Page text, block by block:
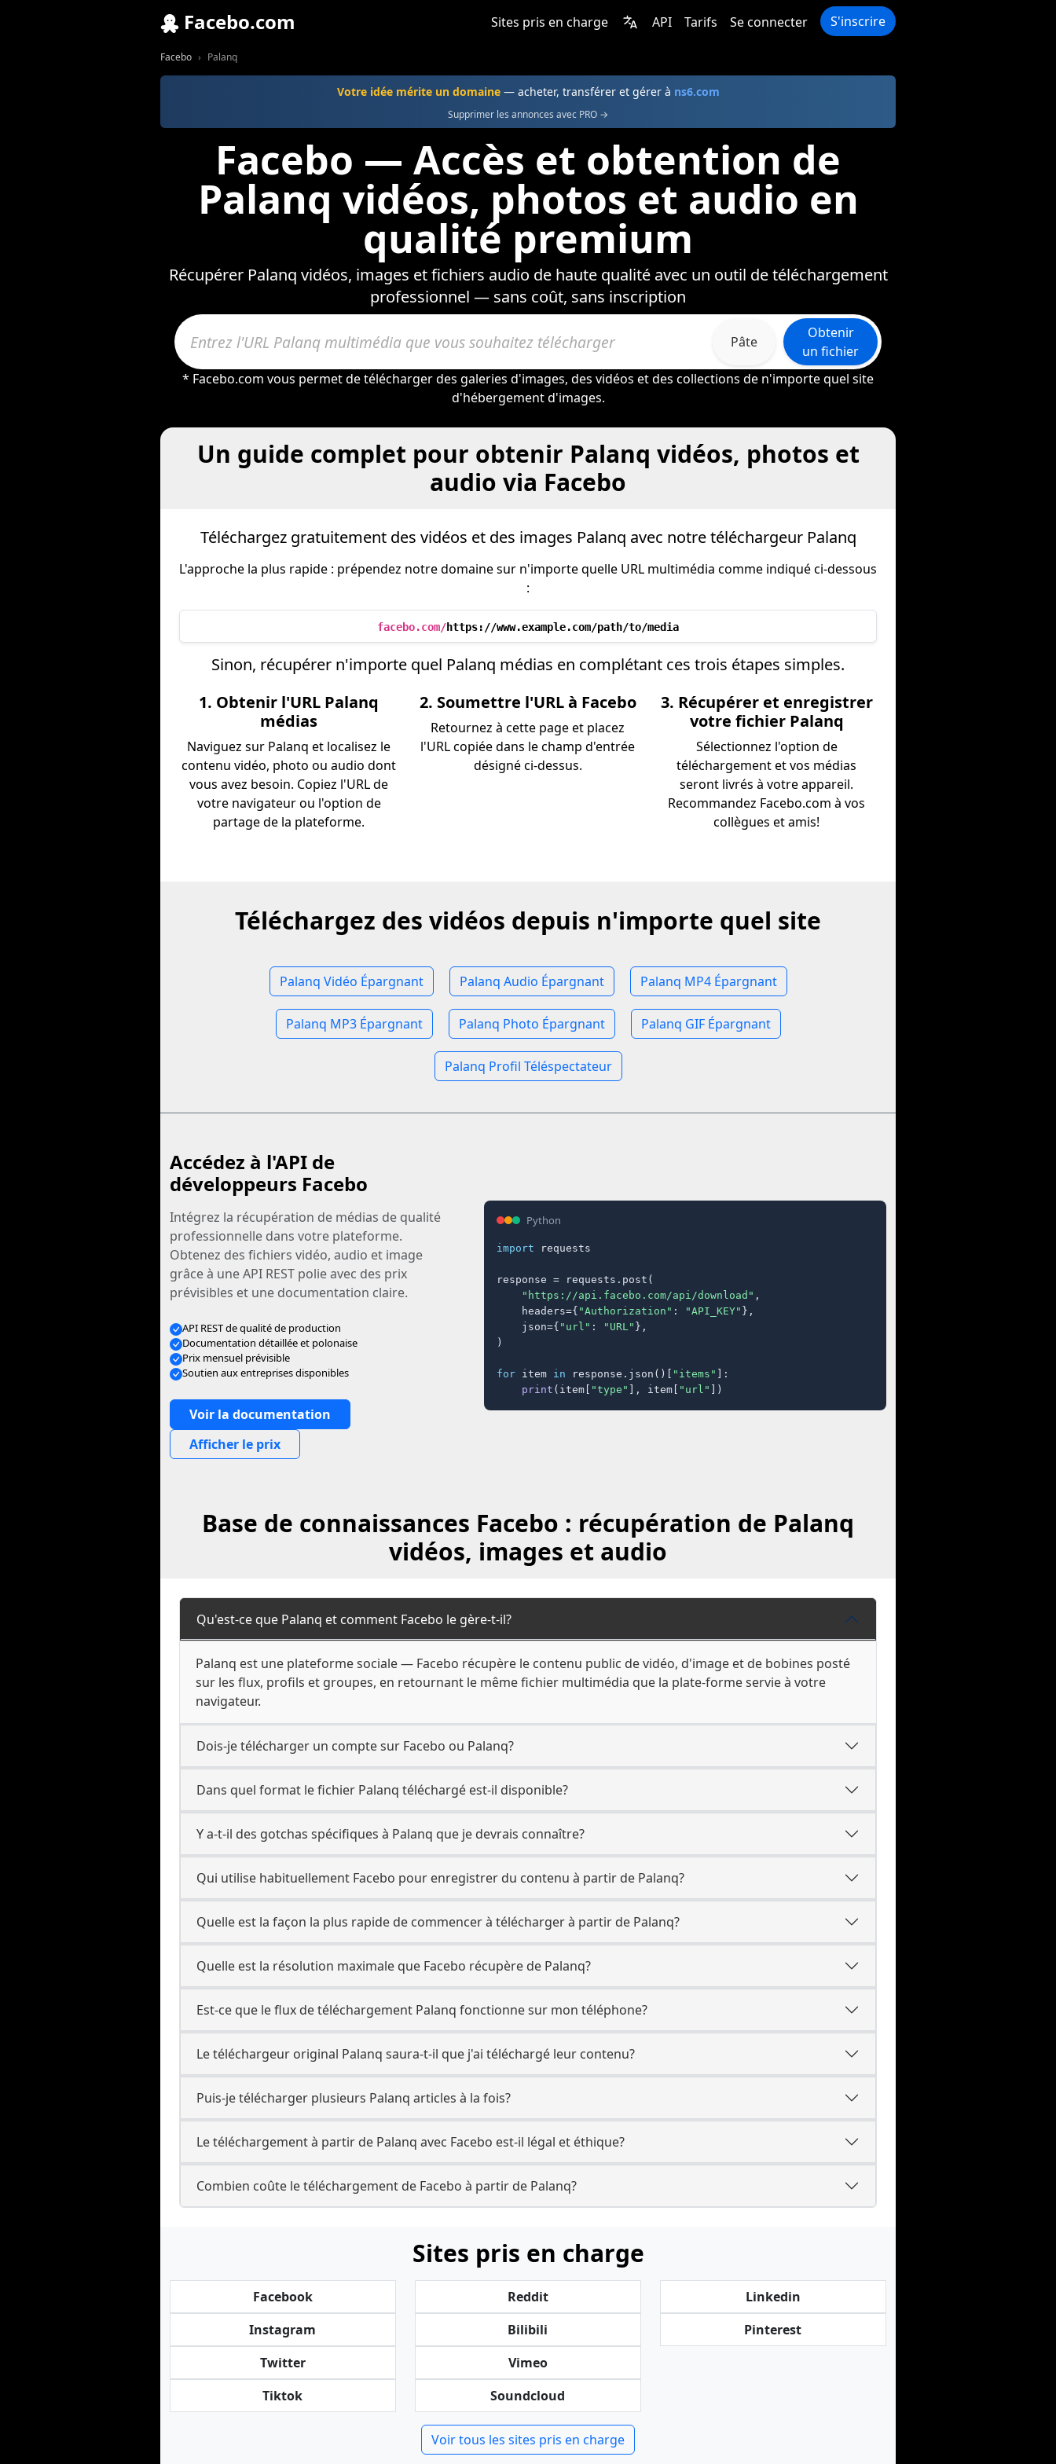
Facebo.com Sites pris en charge API Tarifs Se connecter S'inscrire
Facebo Palanq
Votre idée mérite un domaine— acheter, transférer et gérer à ns6.com
Supprimer les annonces avec PRO →
Facebo — Accès et obtention de
Palanq vidéos, photos et audio en
qualité premium
Récupérer Palanq vidéos, images et fichiers audio de haute qualité avec un outil de téléchargement
professionnel — sans coût, sans inscription
Pâte
Obtenir
un fichier
* Facebo.com vous permet de télécharger des galeries d'images, des vidéos et des collections de n'importe quel site
d'hébergement d'images.
Un guide complet pour obtenir Palanq vidéos, photos et
audio via Facebo
Téléchargez gratuitement des vidéos et des images Palanq avec notre téléchargeur Palanq
L'approche la plus rapide : prépendez notre domaine sur n'importe quelle URL multimédia comme indiqué ci-dessous
:
facebo.com/https://www.example.com/path/to/media
Sinon, récupérer n'importe quel Palanq médias en complétant ces trois étapes simples.
1. Obtenir l'URL Palanq
médias
Naviguez sur Palanq et localisez le
contenu vidéo, photo ou audio dont
vous avez besoin. Copiez l'URL de
votre navigateur ou l'option de
partage de la plateforme.
2. Soumettre l'URL à Facebo
Retournez à cette page et placez
l'URL copiée dans le champ d'entrée
désigné ci-dessus.
3. Récupérer et enregistrer
votre fichier Palanq
Sélectionnez l'option de
téléchargement et vos médias
seront livrés à votre appareil.
Recommandez Facebo.com à vos
collègues et amis!
Téléchargez des vidéos depuis n'importe quel site
Palanq Vidéo Épargnant Palanq Audio Épargnant Palanq MP4 Épargnant
Palanq MP3 Épargnant Palanq Photo Épargnant Palanq GIF Épargnant
Palanq Profil Téléspectateur
Accédez à l'API de
développeurs Facebo
Intégrez la récupération de médias de qualité
professionnelle dans votre plateforme.
Obtenez des fichiers vidéo, audio et image
grâce à une API REST polie avec des prix
prévisibles et une documentation claire.
API REST de qualité de production
Documentation détaillée et polonaise
Prix mensuel prévisible
Soutien aux entreprises disponibles
Voir la documentation
Afficher le prix
Python
import requests
response = requests.post(
"https://api.facebo.com/api/download" ,
    headers={
"Authorization" : "API_KEY" },
    json={
"url" : "URL" },
)
for item in response.json()[ "items" ]:
print (item[ "type" ], item[ "url" ])
Base de connaissances Facebo : récupération de Palanq
vidéos, images et audio
Qu'est-ce que Palanq et comment Facebo le gère-t-il?
Palanq est une plateforme sociale — Facebo récupère le contenu public de vidéo, d'image et de bobines posté
sur les flux, profils et groupes, en retournant le même fichier multimédia que la plate-forme servie à votre
navigateur.
Dois-je télécharger un compte sur Facebo ou Palanq?
Dans quel format le fichier Palanq téléchargé est-il disponible?
Y a-t-il des gotchas spécifiques à Palanq que je devrais connaître?
Qui utilise habituellement Facebo pour enregistrer du contenu à partir de Palanq?
Quelle est la façon la plus rapide de commencer à télécharger à partir de Palanq?
Quelle est la résolution maximale que Facebo récupère de Palanq?
Est-ce que le flux de téléchargement Palanq fonctionne sur mon téléphone?
Le téléchargeur original Palanq saura-t-il que j'ai téléchargé leur contenu?
Puis-je télécharger plusieurs Palanq articles à la fois?
Le téléchargement à partir de Palanq avec Facebo est-il légal et éthique?
Combien coûte le téléchargement de Facebo à partir de Palanq?
Sites pris en charge
Facebook
Instagram
Twitter
Tiktok
Reddit
Bilibili
Vimeo
Soundcloud
Linkedin
Pinterest
Voir tous les sites pris en charge